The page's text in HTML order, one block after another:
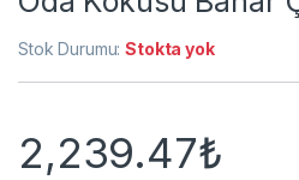
Stok Durumu:Stokta yok
2,239.47₺